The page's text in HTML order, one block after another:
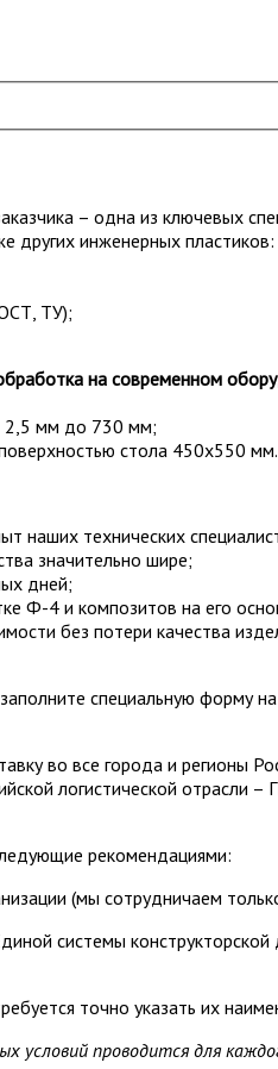
– одна из ключевых
других инженерных
ТУ);
на современном
2,5 мм до 730 мм;
стола 450х550 мм.
наших технических
значительно шире;
дней;
Ф-4 и композитов на его
без потери качества
специальную форму
во все города и регионы
логистической отрасли –
рекомендациями:
(мы сотрудничаем
системы
точно указать их
условий проводится для